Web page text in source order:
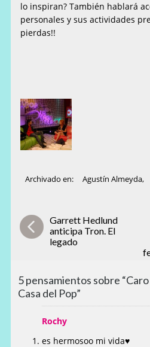
lo inspiran? También hablará
personales y sus actividades
pierdas!!
Archivado en: Agustín Almeyda,
Garrett Hedlund
anticipa Tron. El
legado
5 pensamientos sobre
Casa del Pop”
Rochy
es hermosoo mi vida♥